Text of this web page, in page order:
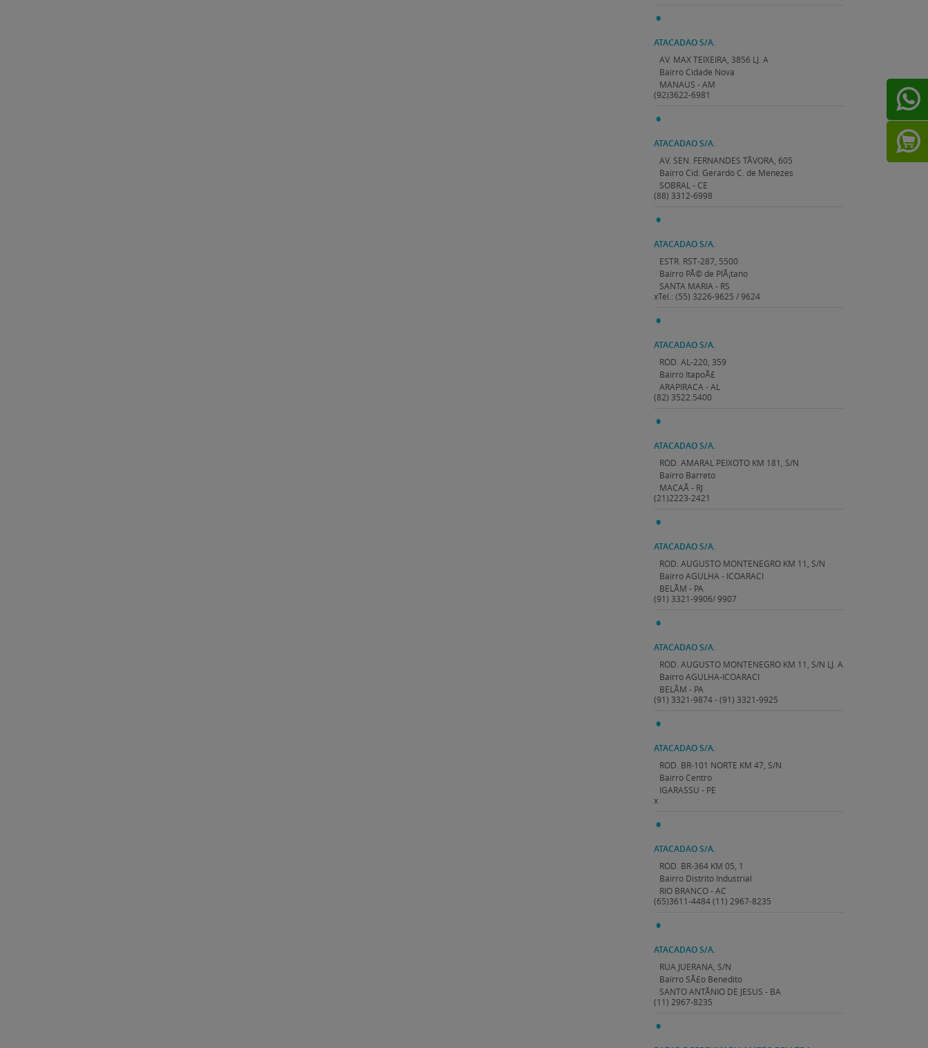
ATACADAO S/A.
AV. MAX TEIXEIRA, 3856 LJ. A
Bairro Cidade Nova
MANAUS - AM
(92)3622-6981
ATACADAO S/A.
AV. SEN. FERNANDES TÃVORA, 605
Bairro Cid. Gerardo C. de Menezes
SOBRAL - CE
(88) 3312-6998
ATACADAO S/A.
ESTR. RST-287, 5500
Bairro PÃ© de PlÃ¡tano
SANTA MARIA - RS
xTel.: (55) 3226-9625 / 9624
ATACADAO S/A.
ROD. AL-220, 359
Bairro ItapoÃ£
ARAPIRACA - AL
(82) 3522.5400
ATACADAO S/A.
ROD. AMARAL PEIXOTO KM 181, S/N
Bairro Barreto
MACAÃ - RJ
(21)2223-2421
ATACADAO S/A.
ROD. AUGUSTO MONTENEGRO KM 11, S/N
Bairro AGULHA - ICOARACI
BELÃM - PA
(91) 3321-9906/ 9907
ATACADAO S/A.
ROD. AUGUSTO MONTENEGRO KM 11, S/N LJ. A
Bairro AGULHA-ICOARACI
BELÃM - PA
(91) 3321-9874 - (91) 3321-9925
ATACADAO S/A.
ROD. BR-101 NORTE KM 47, S/N
Bairro Centro
IGARASSU - PE
x
ATACADAO S/A.
ROD. BR-364 KM 05, 1
Bairro Distrito Industrial
RIO BRANCO - AC
(65)3611-4484 (11) 2967-8235
ATACADAO S/A.
RUA JUERANA, S/N
Bairro SÃ£o Benedito
SANTO ANTÃNIO DE JESUS - BA
(11) 2967-8235